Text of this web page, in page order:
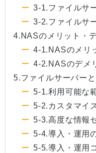
3-1.ファイルサ
3-2.ファイルサ
4.NASのメリット・
4-1.NASのメリ
4-2.NASのデメ
5.ファイルサーバー
5-1.利用可能な
5-2.カスタマイ
5-3.高度な情報
5-4.導入・運用
5-5.導入・運用